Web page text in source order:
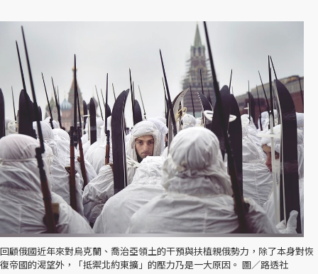
回顧俄國近年來對烏克蘭、喬治亞領土的干預與扶植親俄勢力，除了本身對恢
復帝國的渴望外，「抵禦北約東擴」的壓力乃是一大原因。 圖／路透社